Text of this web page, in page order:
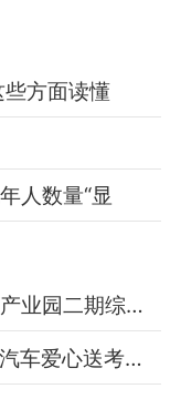
方面读懂
人数量“显
抢抓施工黄金期！泉州数字经济产业园二期综合服务大楼冲刺年底竣工
200辆车集结！泉州第17届出租汽车爱心送考公益活动启动